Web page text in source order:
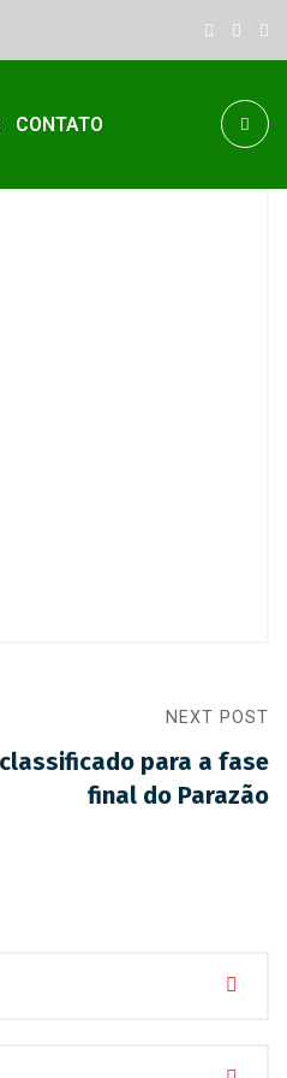
CONTATO
NEXT POST
para a fase
final do Parazão